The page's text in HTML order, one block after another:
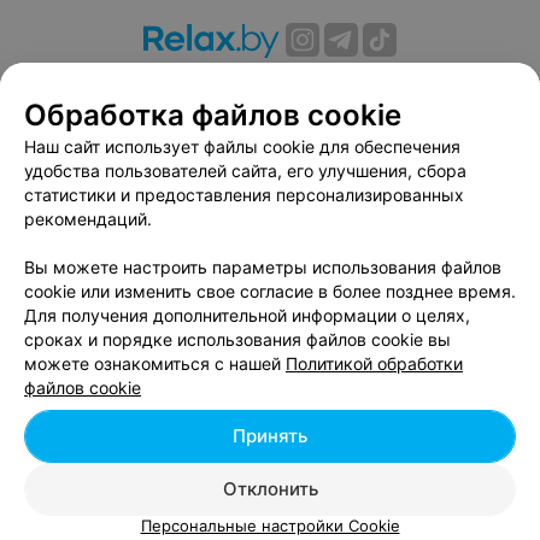
Вакансии
Публичный договор
Способы оплаты
Публичный договор по использованию сервиса
«Афиша»
Пользовательское соглашение
Связаться по вопросам сотрудничества
Написать руководителю relax.by
Персональные настройки cookie
Обработка персональных данных
© 2026 ООО «Артокс Лаб», УНП 191700409, регистрирующий орган -
| 220012, Республика Беларусь, г. Минск,
Обработка файлов cookie
Наш сайт использует файлы cookie для обеспечения
удобства пользователей сайта, его улучшения, сбора
статистики и предоставления персонализированных
рекомендаций.
Вы можете настроить параметры использования файлов
cookie или изменить свое согласие в более позднее время.
Для получения дополнительной информации о целях,
сроках и порядке использования файлов cookie вы
можете ознакомиться с нашей Политикой обработки
файлов cookie
Отклонить
Принять
Персональные настройки Cookie